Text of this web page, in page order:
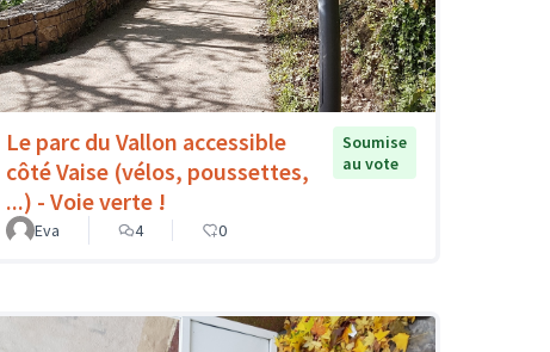
Le parc du Vallon accessible
côté Vaise (vélos, poussettes,
...) - Voie verte !
Soumise
au vote
Eva 4 0